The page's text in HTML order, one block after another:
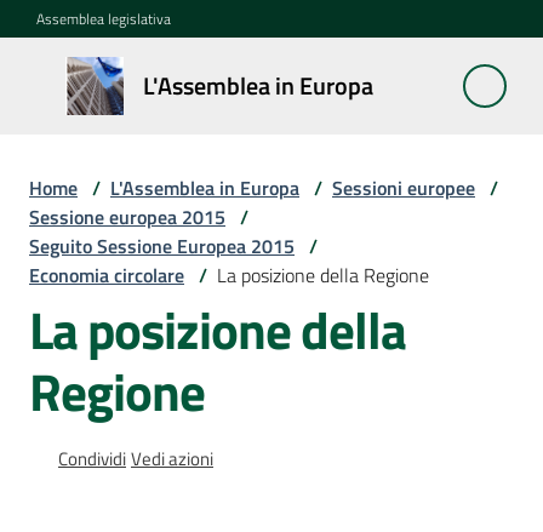
Vai al contenuto
Vai alla navigazione
Vai al footer
Assemblea legislativa
L'Assemblea in Europa
L'Assemblea
in Europa
Cos'è
la
Sessione
La
Rete
europea
regionale
Home / L'Assemblea in Europa / Sessioni europee /
Sessione europea 2015 /
Seguito Sessione Europea 2015 /
Economia circolare / La posizione della Regione
La posizione della
Regione
CondividiVedi azioni